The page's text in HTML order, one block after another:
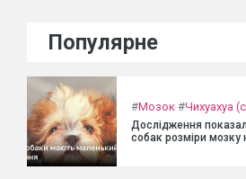
Популярне
#Мозок #Чихуахуа
Дослідження
собак розміри мозку